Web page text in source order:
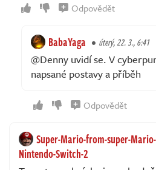
Odpovědět
BabaYaga úterý, 22. 3., 6:41
@Denny uvidí se. V
napsané postavy a příběh
Odpovědět
Super-Mario-from-super-
Nintendo-Switch-2